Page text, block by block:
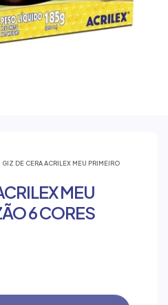
GIZ DE CERA ACRILEX MEU PRIMEIRO
MEU
6 CORES